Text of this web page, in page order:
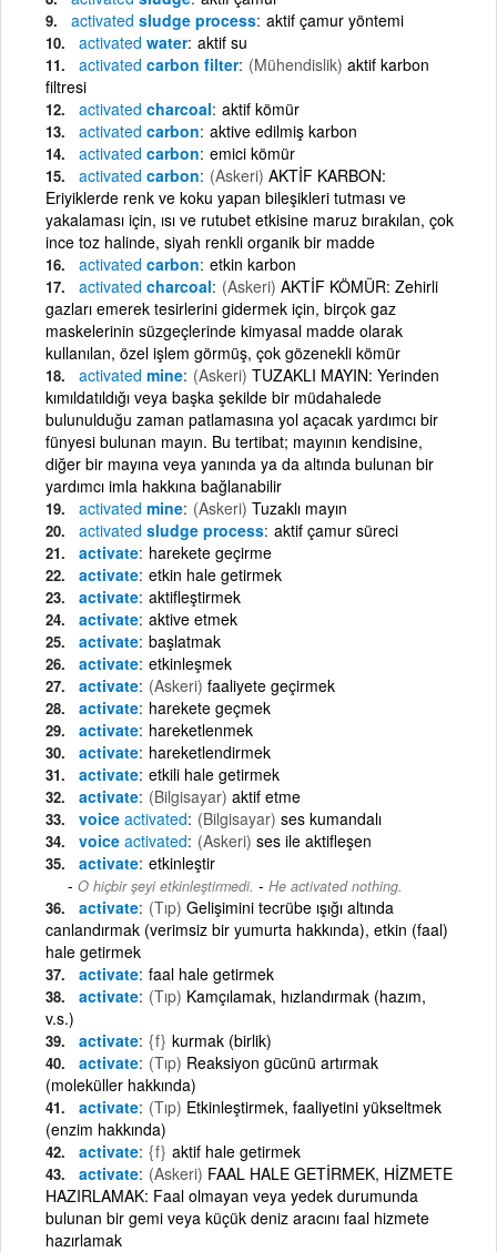
activated sludge process aktif çamur yöntemi
activated water aktif su
activated carbon filter (Mühendislik) aktif karbon
filtresi
activated charcoal aktif kömür
activated carbon aktive edilmiş karbon
activated carbon emici kömür
activated carbon (Askeri) AKTİF KARBON:
Eriyiklerde renk ve koku yapan bileşikleri tutması ve
yakalaması için, ısı ve rutubet etkisine maruz bırakılan, çok
ince toz halinde, siyah renkli organik bir madde
activated carbon etkin karbon
activated charcoal (Askeri) AKTİF KÖMÜR: Zehirli
gazları emerek tesirlerini gidermek için, birçok gaz
maskelerinin süzgeçlerinde kimyasal madde olarak
kullanılan, özel işlem görmüş, çok gözenekli kömür
activated mine (Askeri) TUZAKLI MAYIN: Yerinden
kımıldatıldığı veya başka şekilde bir müdahalede
bulunulduğu zaman patlamasına yol açacak yardımcı bir
fünyesi bulunan mayın. Bu tertibat; mayının kendisine,
diğer bir mayına veya yanında ya da altında bulunan bir
yardımcı imla hakkına bağlanabilir
activated mine (Askeri) Tuzaklı mayın
activated sludge process aktif çamur süreci
activate harekete geçirme
activate etkin hale getirmek
activate aktifleştirmek
activate aktive etmek
activate başlatmak
activate etkinleşmek
activate (Askeri) faaliyete geçirmek
activate harekete geçmek
activate hareketlenmek
activate hareketlendirmek
activate etkili hale getirmek
activate (Bilgisayar) aktif etme
voice activated (Bilgisayar) ses kumandalı
voice activated (Askeri) ses ile aktifleşen
activate etkinleştir
O hiçbir şeyi etkinleştirmedi. - He activated nothing.
activate (Tıp) Gelişimini tecrübe ışığı altında
canlandırmak (verimsiz bir yumurta hakkında), etkin (faal)
hale getirmek
activate faal hale getirmek
activate (Tıp) Kamçılamak, hızlandırmak (hazım,
v.s.)
activate {f} kurmak (birlik)
activate (Tıp) Reaksiyon gücünü artırmak
(moleküller hakkında)
activate (Tıp) Etkinleştirmek, faaliyetini yükseltmek
(enzim hakkında)
activate {f} aktif hale getirmek
activate (Askeri) FAAL HALE GETİRMEK, HİZMETE
HAZIRLAMAK: Faal olmayan veya yedek durumunda
bulunan bir gemi veya küçük deniz aracını faal hizmete
hazırlamak